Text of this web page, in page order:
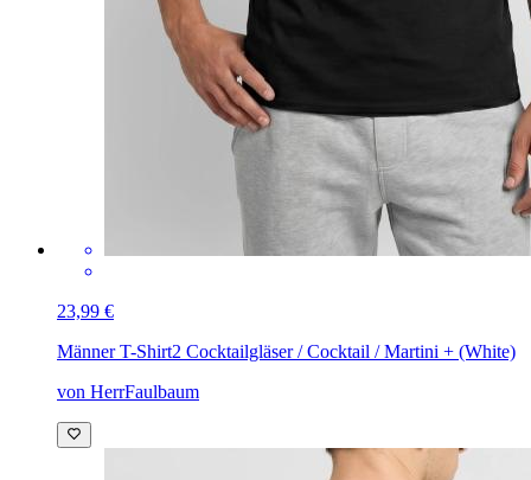
23,99 €
Männer T-Shirt2 Cocktailgläser / Cocktail / Martini + (White)
von HerrFaulbaum